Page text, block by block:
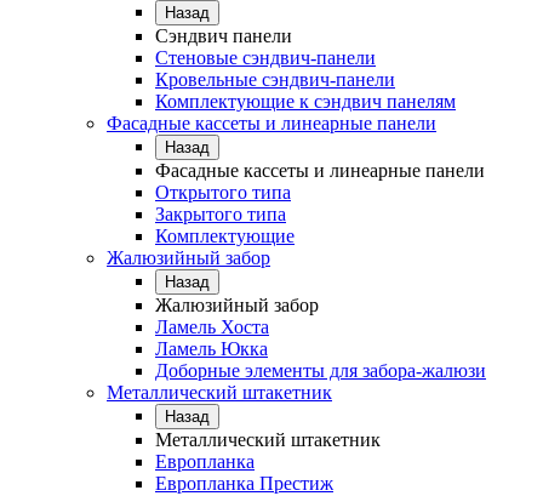
Назад
Сэндвич панели
Стеновые сэндвич-панели
Кровельные сэндвич-панели
Комплектующие к сэндвич панелям
Фасадные кассеты и линеарные панели
Назад
Фасадные кассеты и линеарные панели
Открытого типа
Закрытого типа
Комплектующие
Жалюзийный забор
Назад
Жалюзийный забор
Ламель Хоста
Ламель Юкка
Доборные элементы для забора-жалюзи
Металлический штакетник
Назад
Металлический штакетник
Европланка
Европланка Престиж